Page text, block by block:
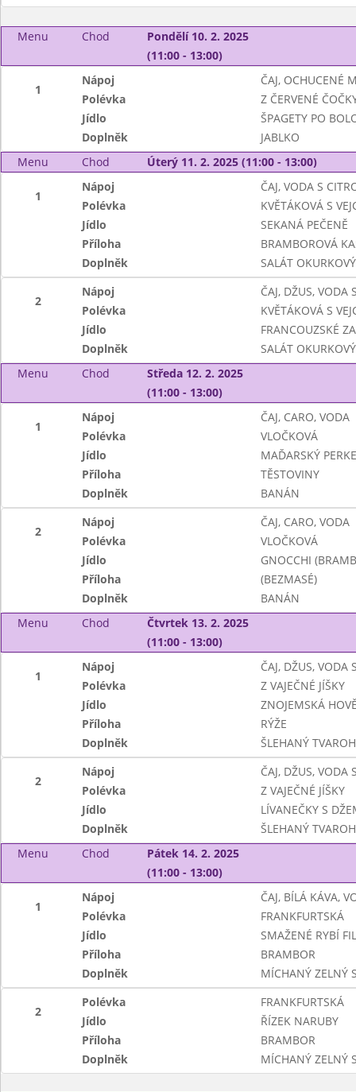
Menu Chod
Pondělí 10. 2. 2025
(11:00 - 13:00)
1
Nápoj
ČAJ, OCHUCENÉ
Polévka
Z ČERVENÉ
Jídlo
ŠPAGETY PO
Doplněk
JABLKO
Menu
Chod Úterý 11. 2. 2025 (11:00 - 13:00)
1
Nápoj
ČAJ, VODA S
Polévka
KVĚTÁKOVÁ S
Jídlo
SEKANÁ PEČENĚ
Příloha
BRAMBOROVÁ
Doplněk
SALÁT OKURKOVÝ
2
Nápoj
ČAJ, DŽUS, VODA
Polévka
KVĚTÁKOVÁ S
Jídlo
FRANCOUZSKÉ
Doplněk
SALÁT OKURKOVÝ
Menu
Chod
Středa 12. 2. 2025
(11:00 - 13:00)
1
Nápoj
ČAJ, CARO, VODA
Polévka
VLOČKOVÁ
Jídlo
MAĎARSKÝ
Příloha
TĚSTOVINY
Doplněk
BANÁN
2
Nápoj
ČAJ, CARO, VODA
Polévka
VLOČKOVÁ
Jídlo
GNOCCHI
Příloha
(BEZMASÉ)
Doplněk
BANÁN
Menu
Chod
Čtvrtek 13. 2. 2025
(11:00 - 13:00)
1
Nápoj
ČAJ, DŽUS, VODA
Polévka
Z VAJEČNÉ JÍŠKY
Jídlo
ZNOJEMSKÁ
Příloha
RÝŽE
Doplněk
ŠLEHANÝ
2
Nápoj
ČAJ, DŽUS, VODA
Polévka
Z VAJEČNÉ JÍŠKY
Jídlo
LÍVANEČKY S
Doplněk
ŠLEHANÝ
Menu
Chod
Pátek 14. 2. 2025
(11:00 - 13:00)
1
Nápoj
ČAJ, BÍLÁ KÁVA,
Polévka
FRANKFURTSKÁ
Jídlo
SMAŽENÉ RYBÍ
Příloha
BRAMBOR
Doplněk
MÍCHANÝ ZELNÝ
2
Polévka
FRANKFURTSKÁ
Jídlo
ŘÍZEK NARUBY
Příloha
BRAMBOR
Doplněk
MÍCHANÝ ZELNÝ